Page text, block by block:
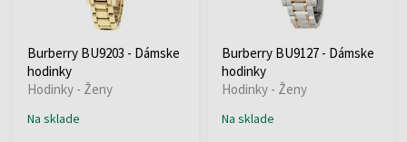
Burberry BU9203 - Dámske
hodinky
Hodinky - Ženy
Na sklade
Burberry BU9127 - Dámske
hodinky
Hodinky - Ženy
Na sklade